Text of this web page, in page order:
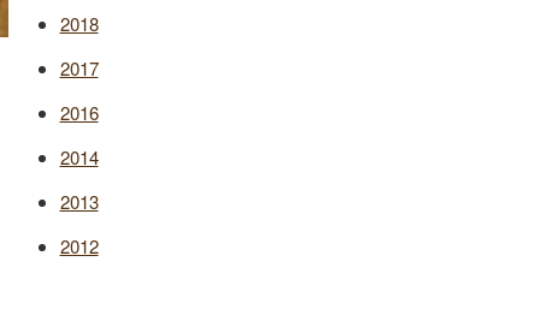
2018
2017
2016
2014
2013
2012